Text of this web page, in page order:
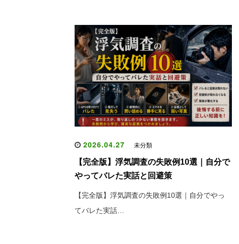
2026.04.27 未分類
【完全版】浮気調査の失敗例10選｜自分で
やってバレた実話と回避策
【完全版】浮気調査の失敗例10選｜自分でやっ
てバレた実話…